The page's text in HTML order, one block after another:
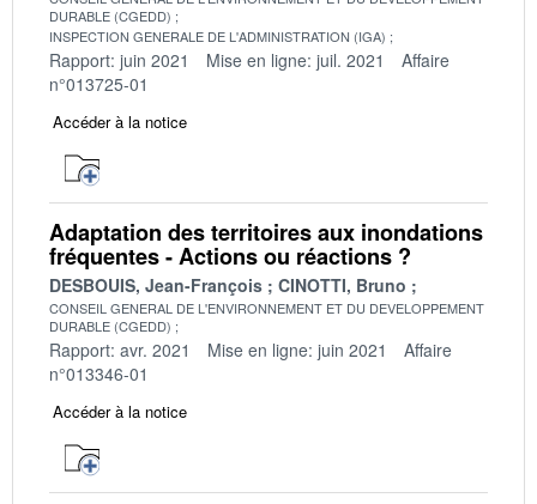
DURABLE (CGEDD)
INSPECTION GENERALE DE L'ADMINISTRATION (IGA)
Rapport: juin 2021 Mise en ligne: juil. 2021
Affaire
n°013725-01
Accéder à la notice
Adaptation des territoires aux inondations
fréquentes - Actions ou réactions ?
DESBOUIS, Jean-François CINOTTI, Bruno
CONSEIL GENERAL DE L'ENVIRONNEMENT ET DU DEVELOPPEMENT
DURABLE (CGEDD)
Rapport: avr. 2021 Mise en ligne: juin 2021
Affaire
n°013346-01
Accéder à la notice